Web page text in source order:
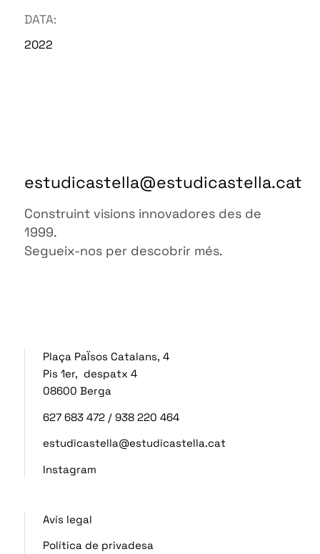
DATA:
2022
estudicastella@estudicastella.cat
Construint visions innovadores des de
1999.
Segueix-nos per descobrir més.
Plaça PaÏsos Catalans, 4
Pis 1er, despatx 4
08600 Berga
627 683 472/ 938 220 464
estudicastella@estudicastella.cat
Instagram
Avís legal
Política de privadesa